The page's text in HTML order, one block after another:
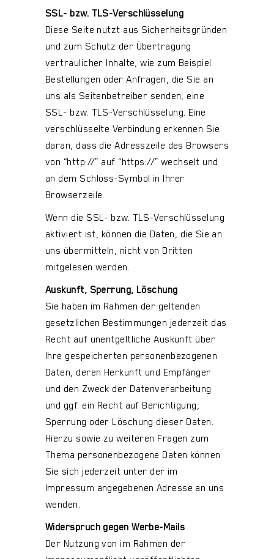
SSL- bzw. TLS-Verschlüsselung
Diese Seite nutzt aus Sicherheitsgründen
und zum Schutz der Übertragung
vertraulicher Inhalte, wie zum Beispiel
Bestellungen oder Anfragen, die Sie an
uns als Seitenbetreiber senden, eine
SSL- bzw. TLS-Verschlüsselung. Eine
verschlüsselte Verbindung erkennen Sie
daran, dass die Adresszeile des Browsers
von “http://” auf “https://” wechselt und
an dem Schloss-Symbol in Ihrer
Browserzeile.
Wenn die SSL- bzw. TLS-Verschlüsselung
aktiviert ist, können die Daten, die Sie an
uns übermitteln, nicht von Dritten
mitgelesen werden.
Auskunft, Sperrung, Löschung
Sie haben im Rahmen der geltenden
gesetzlichen Bestimmungen jederzeit das
Recht auf unentgeltliche Auskunft über
Ihre gespeicherten personenbezogenen
Daten, deren Herkunft und Empfänger
und den Zweck der Datenverarbeitung
und ggf. ein Recht auf Berichtigung,
Sperrung oder Löschung dieser Daten.
Hierzu sowie zu weiteren Fragen zum
Thema personenbezogene Daten können
Sie sich jederzeit unter der im
Impressum angegebenen Adresse an uns
wenden.
Widerspruch gegen Werbe-Mails
Der Nutzung von im Rahmen der